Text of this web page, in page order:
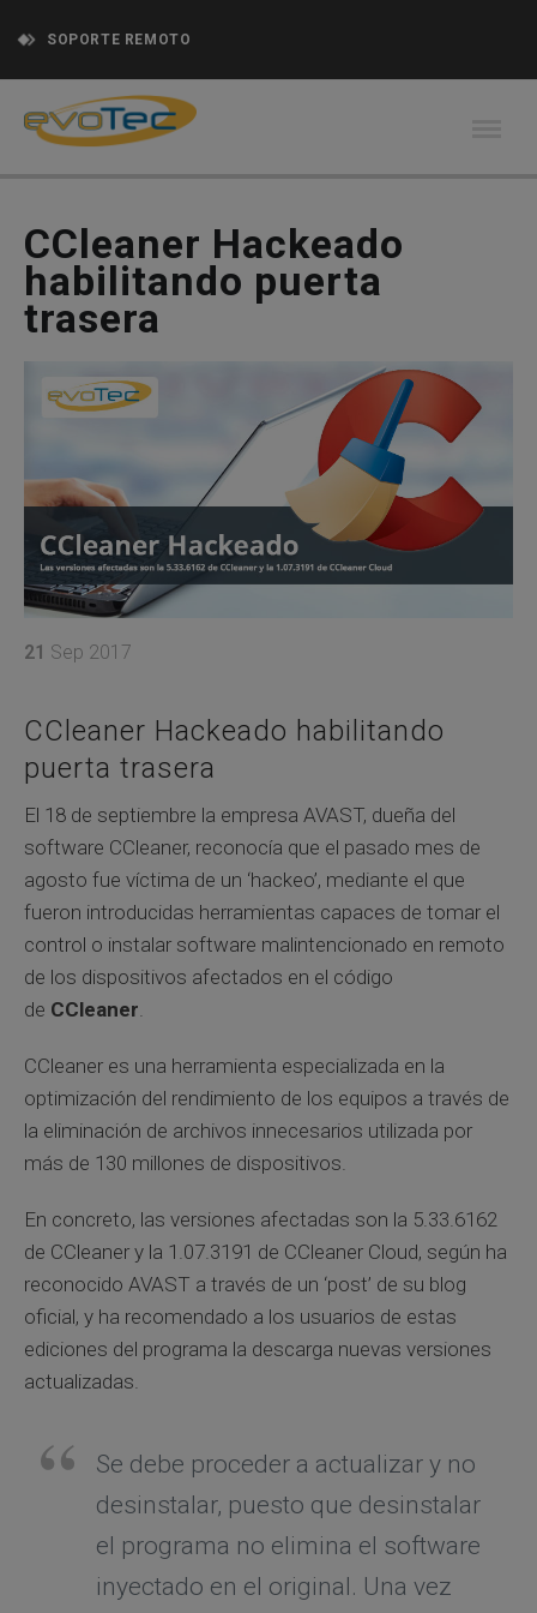
SOPORTE REMOTO
CCleaner Hackeado
habilitando puerta
trasera
21 Sep 2017
CCleaner Hackeado habilitando
puerta trasera
El 18 de septiembre la empresa AVAST, dueña del
software CCleaner, reconocía que el pasado mes de
agosto fue víctima de un ‘hackeo’, mediante el que
fueron introducidas herramientas capaces de tomar el
control o instalar software malintencionado en remoto
de los dispositivos afectados en el código
de CCleaner
CCleaner es una herramienta especializada en la
optimización del rendimiento de los equipos a través de
la eliminación de archivos innecesarios utilizada por
más de 130 millones de dispositivos.
En concreto, las versiones afectadas son la 5.33.6162
de CCleaner y la 1.07.3191 de CCleaner Cloud, según ha
reconocido AVAST a través de un ‘post’ de su blog
oficial, y ha recomendado a los usuarios de estas
ediciones del programa la descarga nuevas versiones
actualizadas.
Se debe proceder a actualizar y no
desinstalar, puesto que desinstalar
el programa no elimina el software
inyectado en el original. Una vez